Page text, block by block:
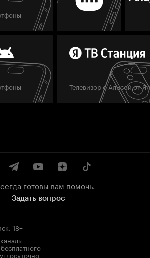
Телевизор с Алисой от
готовы вам помочь.
Задать вопрос
. 18+